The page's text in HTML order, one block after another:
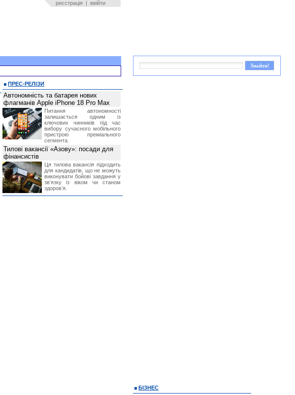
реєстрація | ввійти
ПРЕС-РЕЛІЗИ
Автономність та батарея нових
флагманів Apple iPhone 18 Pro Max
Питання автономності
залишається одним із
ключових чинників під час
вибору сучасного мобільного
пристрою преміального
сегмента.
Тилові вакансії «Азову»: посади для
фінансистів
Ця тилова вакансія підходить
для кандидатів, що не можуть
виконувати бойові завдання у
звʼязку із віком чи станом
здоровʼя.
БІЗНЕС